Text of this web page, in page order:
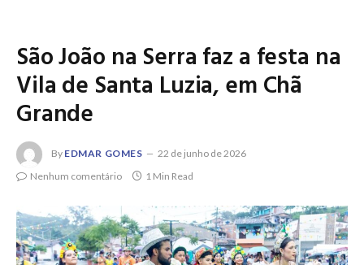
São João na Serra faz a festa na
Vila de Santa Luzia, em Chã
Grande
By EDMAR GOMES
22 de junho de 2026
Nenhum comentário
1 Min Read